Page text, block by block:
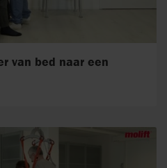
van bed naar een